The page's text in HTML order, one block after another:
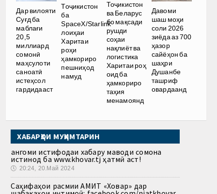
Дар вилояти
Суғд ба
маблағи
20,5
миллиард
сомонӣ
маҳсулоти
саноатӣ
истеҳсол
гардидааст
Тоҷикистон
ба
SpaceX/Starlink
лоиҳаи
Харитаи
роҳи
ҳамкориро
пешниҳод
намуд
Тоҷикистон
ва Беларус
бо мақсади
рушди
соҳаи
нақлиёт ва
логистика
Харитаи роҳ
оид ба
ҳамкориро
таҳия
менамоянд
Давоми
шаш моҳи
соли 2026
зиёда аз 700
ҳазор
сайёҳон ба
шаҳри
Душанбе
ташриф
овардаанд
ХАБАРҲОИ МУҲИМТАРИН
Ҳангоми истифодаи хабару маводи сомона
истинод ба www.khovar.tj ҳатмӣ аст!
🕔 20:24, 20.Май 2024
Саҳифаҳои расмии АМИТ «Ховар» дар